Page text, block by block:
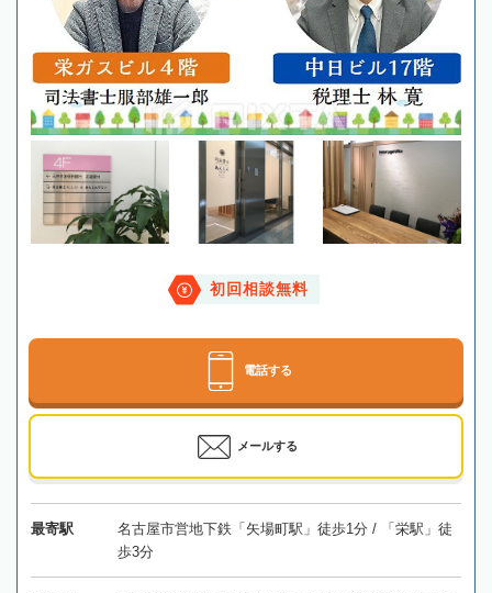
初回相談無料
電話する
メールする
最寄駅
名古屋市営地下鉄「矢場町駅」徒歩1分 / 「栄駅」徒
歩3分